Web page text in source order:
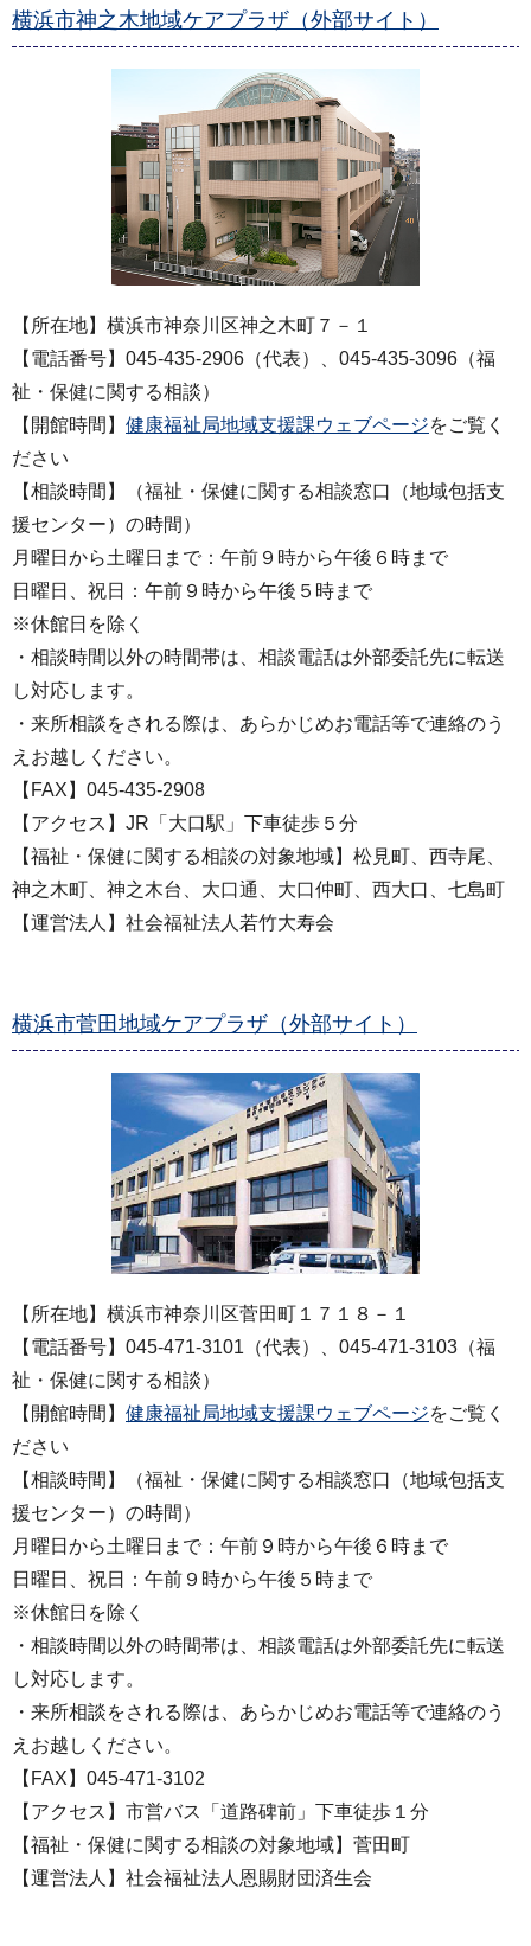
横浜市神之木地域ケアプラザ（外部サイト）
【所在地】横浜市神奈川区神之木町７－１
【電話番号】045-435-2906（代表）、045-435-3096（福
祉・保健に関する相談）
【開館時間】 健康福祉局地域支援課ウェブページをご覧く
ださい
【相談時間】（福祉・保健に関する相談窓口（地域包括支
援センター）の時間）
月曜日から土曜日まで：午前９時から午後６時まで
日曜日、祝日：午前９時から午後５時まで
※休館日を除く
・相談時間以外の時間帯は、相談電話は外部委託先に転送
し対応します。
・来所相談をされる際は、あらかじめお電話等で連絡のう
えお越しください。
【FAX】045-435-2908
【アクセス】JR「大口駅」下車徒歩５分
【福祉・保健に関する相談の対象地域】松見町、西寺尾、
神之木町、神之木台、大口通、大口仲町、西大口、七島町
【運営法人】社会福祉法人若竹大寿会
横浜市菅田地域ケアプラザ（外部サイト）
【所在地】横浜市神奈川区菅田町１７１８－１
【電話番号】045-471-3101（代表）、045-471-3103（福
祉・保健に関する相談）
【開館時間】 健康福祉局地域支援課ウェブページをご覧く
ださい
【相談時間】（福祉・保健に関する相談窓口（地域包括支
援センター）の時間）
月曜日から土曜日まで：午前９時から午後６時まで
日曜日、祝日：午前９時から午後５時まで
※休館日を除く
・相談時間以外の時間帯は、相談電話は外部委託先に転送
し対応します。
・来所相談をされる際は、あらかじめお電話等で連絡のう
えお越しください。
【FAX】045-471-3102
【アクセス】市営バス「道路碑前」下車徒歩１分
【福祉・保健に関する相談の対象地域】菅田町
【運営法人】社会福祉法人恩賜財団済生会